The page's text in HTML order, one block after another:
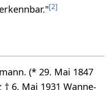
[2]
(* 29. Mai 1847
6. Mai 1931 Wanne-